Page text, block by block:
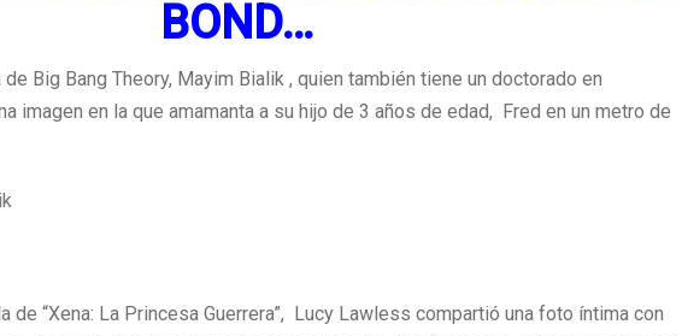
BOND…
Big Bang Theory, Mayim Bialik , quien también tiene un doctorado en
imagen en la que amamanta a su hijo de 3 años de edad, Fred en un metro de
de “Xena: La Princesa Guerrera”, Lucy Lawless compartió una foto íntima con